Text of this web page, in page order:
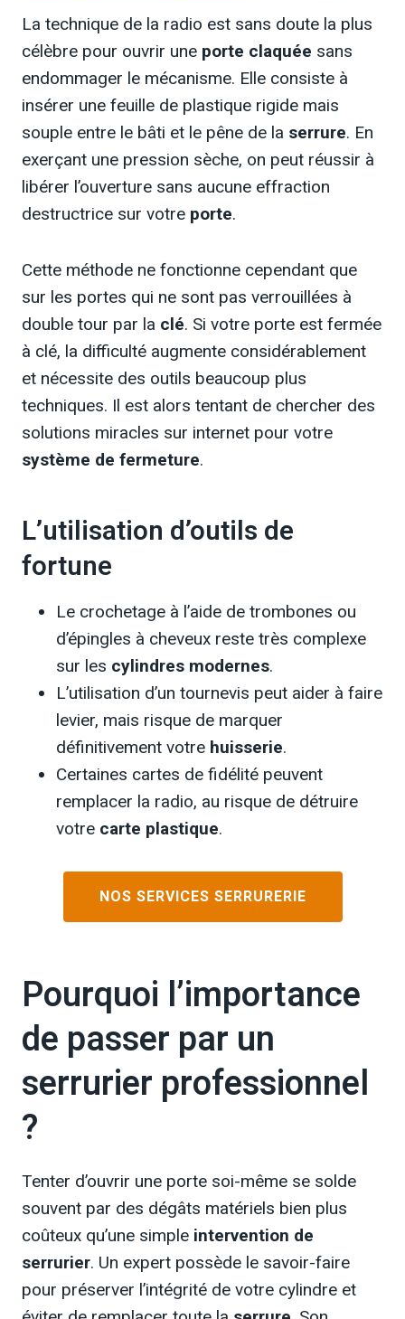
La technique de la radio est sans doute la plus
célèbre pour ouvrir une porte claquée sans
endommager le mécanisme. Elle consiste à
insérer une feuille de plastique rigide mais
souple entre le bâti et le pêne de la serrure. En
exerçant une pression sèche, on peut réussir à
libérer l’ouverture sans aucune effraction
destructrice sur votre porte.
Cette méthode ne fonctionne cependant que
sur les portes qui ne sont pas verrouillées à
double tour par la clé. Si votre porte est fermée
à clé, la difficulté augmente considérablement
et nécessite des outils beaucoup plus
techniques. Il est alors tentant de chercher des
solutions miracles sur internet pour votre
système de fermeture.
L’utilisation d’outils de
fortune
Le crochetage à l’aide de trombones ou
d’épingles à cheveux reste très complexe
sur les cylindres modernes.
L’utilisation d’un tournevis peut aider à faire
levier, mais risque de marquer
définitivement votre huisserie.
Certaines cartes de fidélité peuvent
remplacer la radio, au risque de détruire
votre carte plastique.
NOS SERVICES SERRURERIE
Pourquoi l’importance
de passer par un
serrurier professionnel
?
Tenter d’ouvrir une porte soi-même se solde
souvent par des dégâts matériels bien plus
coûteux qu’une simple intervention de
serrurier. Un expert possède le savoir-faire
pour préserver l’intégrité de votre cylindre et